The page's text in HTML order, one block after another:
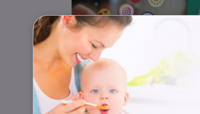
Tip pro aktivní
(Týden od 25. 5. do 31. 5. 2026)